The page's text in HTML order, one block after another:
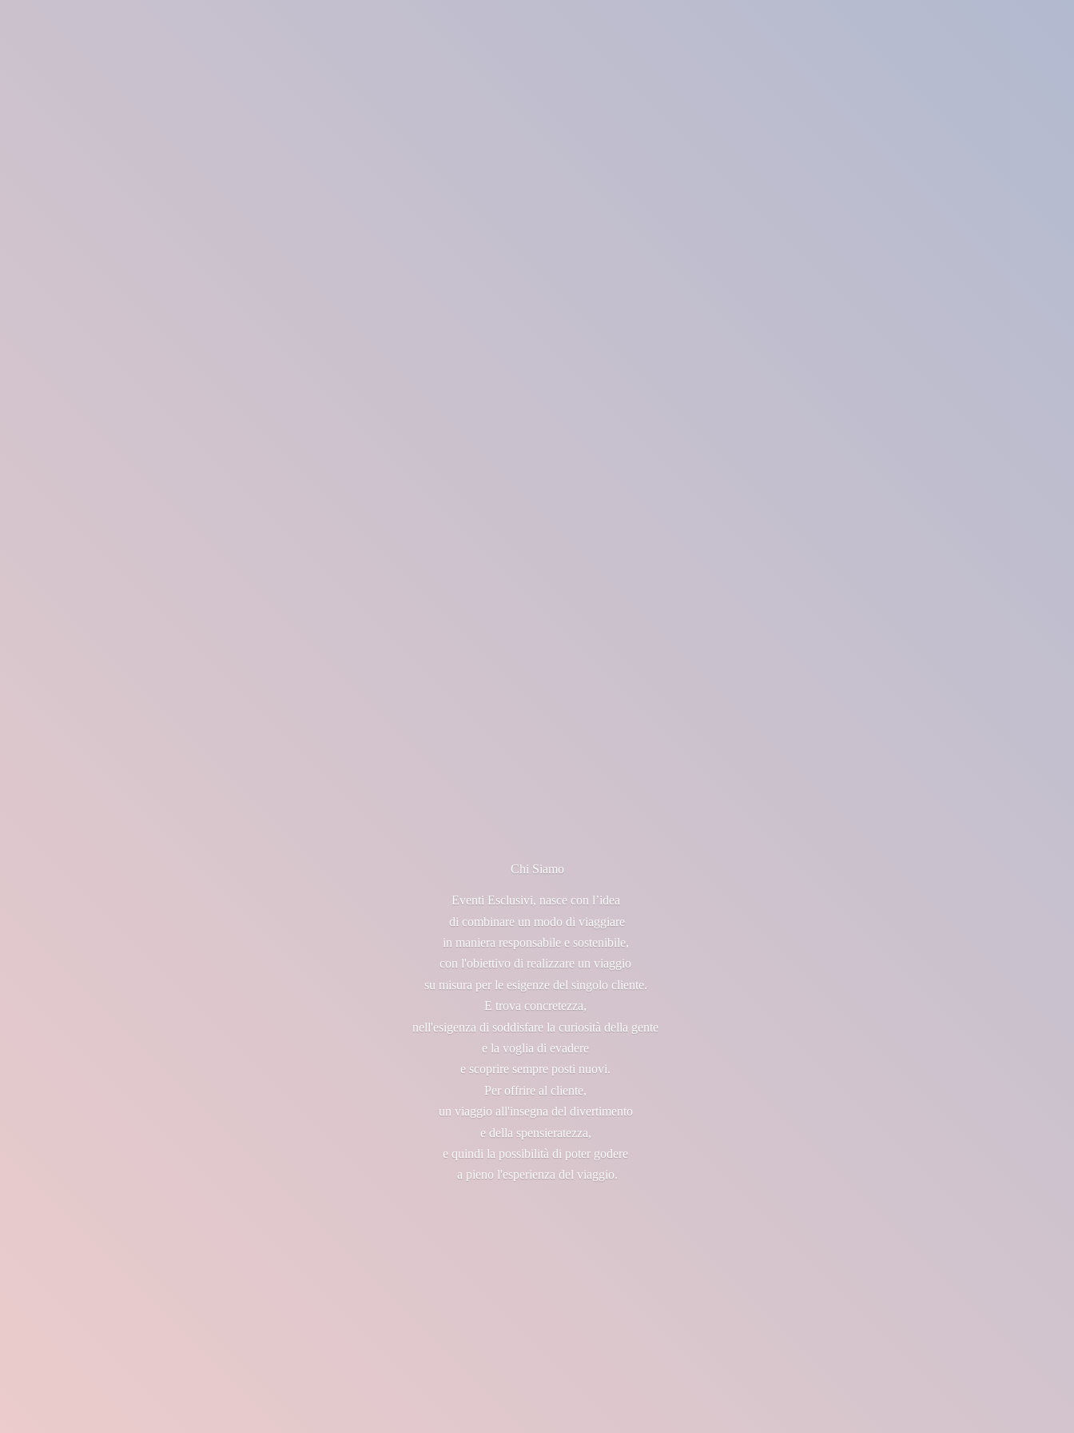
Chi Siamo
Eventi Esclusivi, nasce con l’idea
di combinare un modo di viaggiare
in maniera responsabile e sostenibile,
con l'obiettivo di realizzare un viaggio
su misura per le esigenze del singolo cliente.
E trova concretezza,
nell'esigenza di soddisfare la curiosità della gente
e la voglia di evadere
e scoprire sempre posti nuovi.
Per offrire al cliente,
un viaggio all'insegna del divertimento
e della spensieratezza,
e quindi la possibilità di poter godere
a pieno l'esperienza del viaggio.